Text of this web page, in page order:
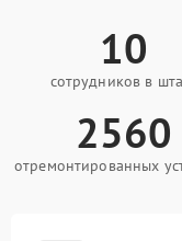
10
сотрудников в
2560
отремонтированных